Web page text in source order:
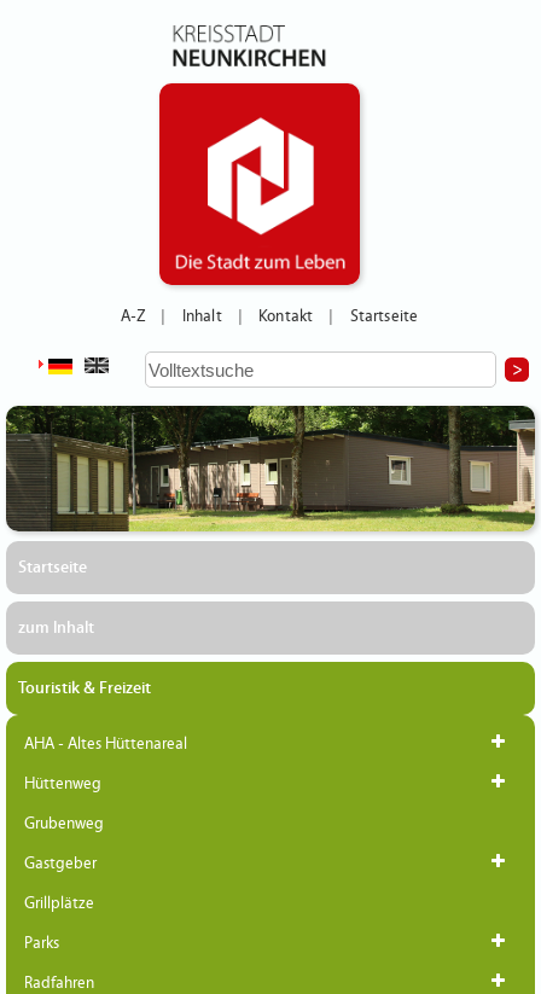
A-Z Inhalt Kontakt Startseite
Startseite
zum Inhalt
Touristik & Freizeit
AHA - Altes Hüttenareal
Hüttenweg
Grubenweg
Gastgeber
Grillplätze
Parks
Radfahren